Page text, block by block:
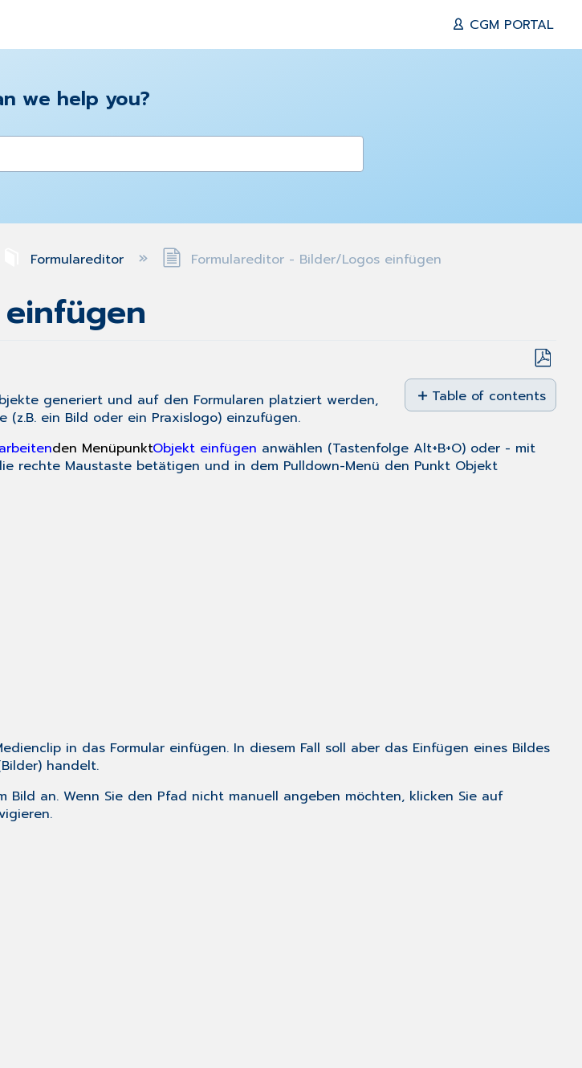
CGM PORTAL
we help you?
Formulareditor Formulareditor - Bilder/Logos einfügen
Save
as
PDF
Table of contents
eingescanntem
Bildobjekt:
generiert und auf den Formularen platziert werden,
ein Bild oder ein Praxislogo) einzufügen.
den MenüpunktObjekt einfügen anwählen (Tastenfolge Alt+B+O) oder - mit
rechte Maustaste betätigen und in dem Pulldown-Menü den Punkt Objekt
in das Formular einfügen. In diesem Fall soll aber das Einfügen eines Bildes
handelt.
an. Wenn Sie den Pfad nicht manuell angeben möchten, klicken Sie auf